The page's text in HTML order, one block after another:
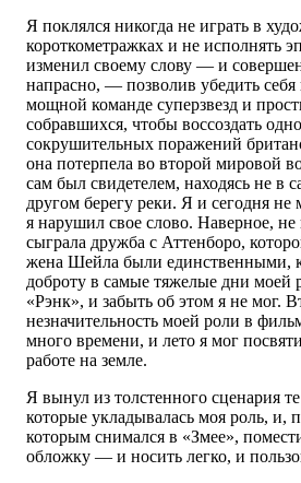
Я поклялся никогда не играть в
короткометражках и не исполнять
изменил своему слову — и
напрасно, — позволив убедить
мощной команде суперзвезд и
собравшихся, чтобы воссоздать
сокрушительных поражений
она потерпела во второй мировой
сам был свидетелем, находясь не в
другом берегу реки. Я и сегодня не
я нарушил свое слово. Наверное,
сыграла дружба с Аттенборо,
жена Шейла были единственными,
доброту в самые тяжелые дни моей
«Рэнк», и забыть об этом я не мог.
незначительность моей роли в
много времени, и лето я мог
работе на земле.
Я вынул из толстенного сценария
которые укладывалась моя роль, и,
которым снимался в «Змее»,
обложку — и носить легко, и